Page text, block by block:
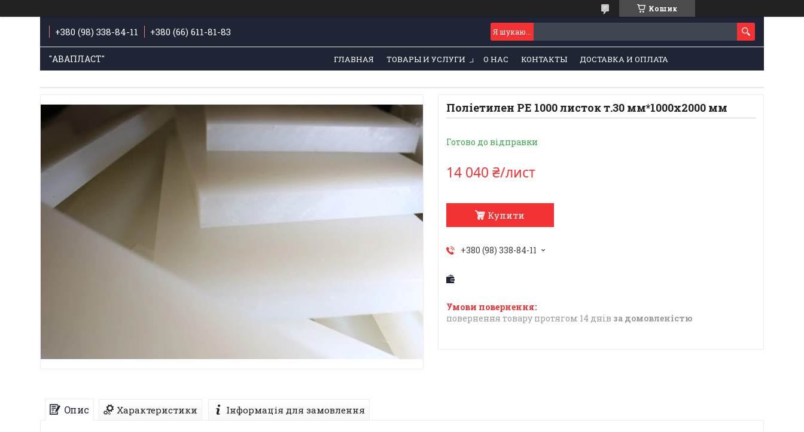
Кошик
+380 (98) 338-84-11 +380 (66) 611-81-83
"АВАПЛАСТ" ГЛАВНАЯ ТОВАРЫ И УСЛУГИ О НАС КОНТАКТЫ ДОСТАВКА И ОПЛАТА
Поліетилен РЕ 1000 листок т.30 мм*1000х2000 мм
Готово до відправки
14 040 ₴/лист
Купити
+380 (98) 338-84-11
повернення товару протягом 14 днів за домовленістю
Опис Характеристики Інформація для замовлення